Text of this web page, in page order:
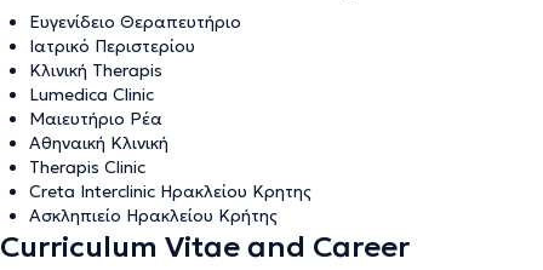
Ευγενίδειο Θεραπευτήριο
Ιατρικό Περιστερίου
Κλινική Therapis
Lumedica Clinic
Μαιευτήριο Ρέα
Αθηναική Κλινική
Therapis Clinic
Creta Interclinic Ηρακλείου Κρητης
Ασκληπιείο Ηρακλείου Κρήτης
Curriculum Vitae and Career